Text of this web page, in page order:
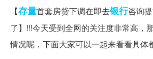
【存量首套房贷下调在即去银行咨询
了】!!!今天受到全网的关注度非常高，
情况呢，下面大家可以一起来看看具体